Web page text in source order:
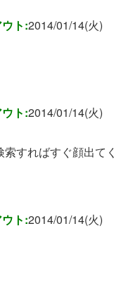
ト:2014/01/14(火)
ト:2014/01/14(火)
すればすぐ顔出てく
ト:2014/01/14(火)